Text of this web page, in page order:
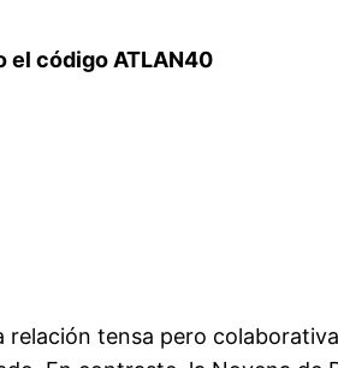
código ATLAN40
tensa pero